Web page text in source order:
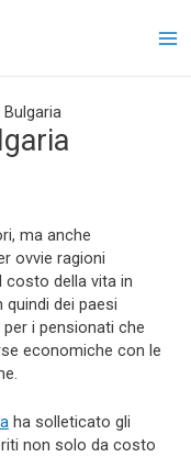
ma anche
ovvie ragioni
costo della vita in
dei paesi
i pensionati che
economiche con le
ha solleticato gli
non solo da costo